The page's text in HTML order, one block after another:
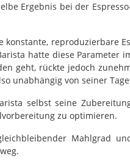
Ergebnis bei der
reproduzierbare
hatte diese
geht, rückte jedoch
unabhängig von seiner
selbst seine
zu optimieren.
Mahlgrad